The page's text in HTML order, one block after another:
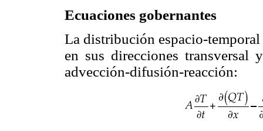
Ecuaciones gobernantes
La distribución espacio-
en sus direcciones transversal
advección-difusión-reacción: